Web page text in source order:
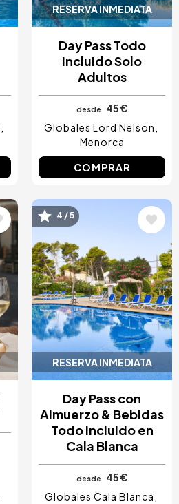
RESERVA INMEDIATA
Day Pass Todo
Incluido Solo
Adultos
desde
45 €
Globales Lord Nelson
Menorca
COMPRAR
RESERVA INMEDIATA
Image
4 / 5
Day Pass con
Almuerzo & Bebidas
Todo Incluido en
Cala Blanca
desde
45 €
Globales Cala Blanca